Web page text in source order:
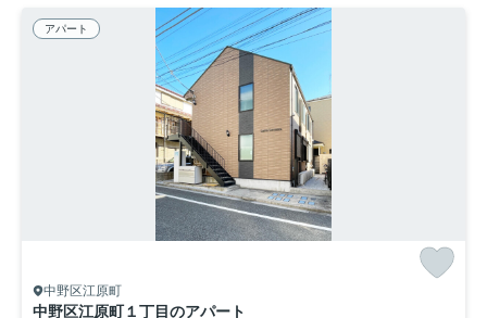
アパート
中野区江原町
中野区江原町１丁目のアパート